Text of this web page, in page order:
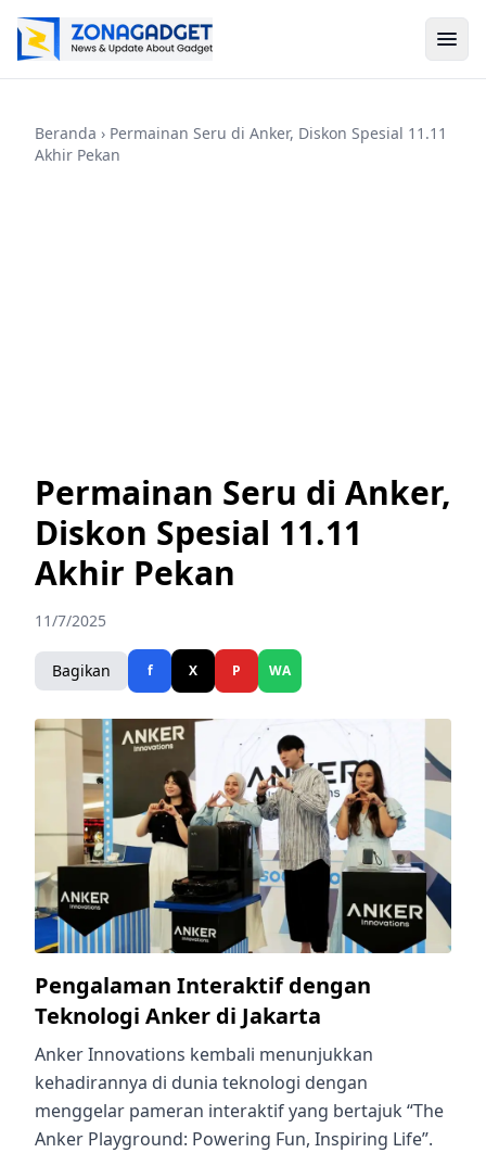
Beranda › Permainan Seru di Anker, Diskon Spesial 11.11
Akhir Pekan
Permainan Seru di Anker,
Diskon Spesial 11.11
Akhir Pekan
11/7/2025
Bagikan f X P WA
Pengalaman Interaktif dengan
Teknologi Anker di Jakarta
Anker Innovations kembali menunjukkan
kehadirannya di dunia teknologi dengan
menggelar pameran interaktif yang bertajuk “The
Anker Playground: Powering Fun, Inspiring Life”.